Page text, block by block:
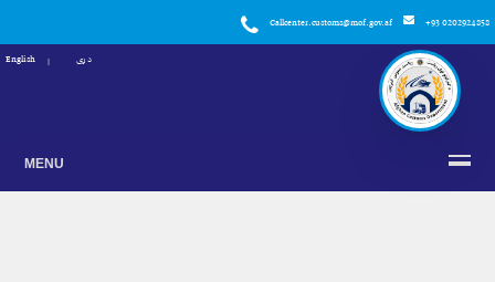
Callcenter.customs@mof.gov.af +93 0202924858
دری English
MENU